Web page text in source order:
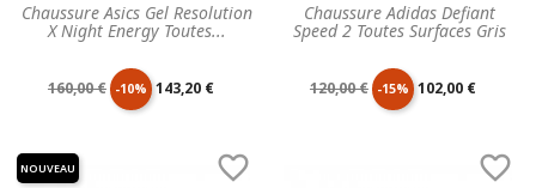
Chaussure Asics Gel Resolution
X Night Energy Toutes...
Prix
160,00 € -10% Prix
143,20 €
Chaussure Adidas Defiant
Speed 2 Toutes Surfaces Gris
Prix
120,00 € -15% Prix
102,00 €

NOUVEAU 